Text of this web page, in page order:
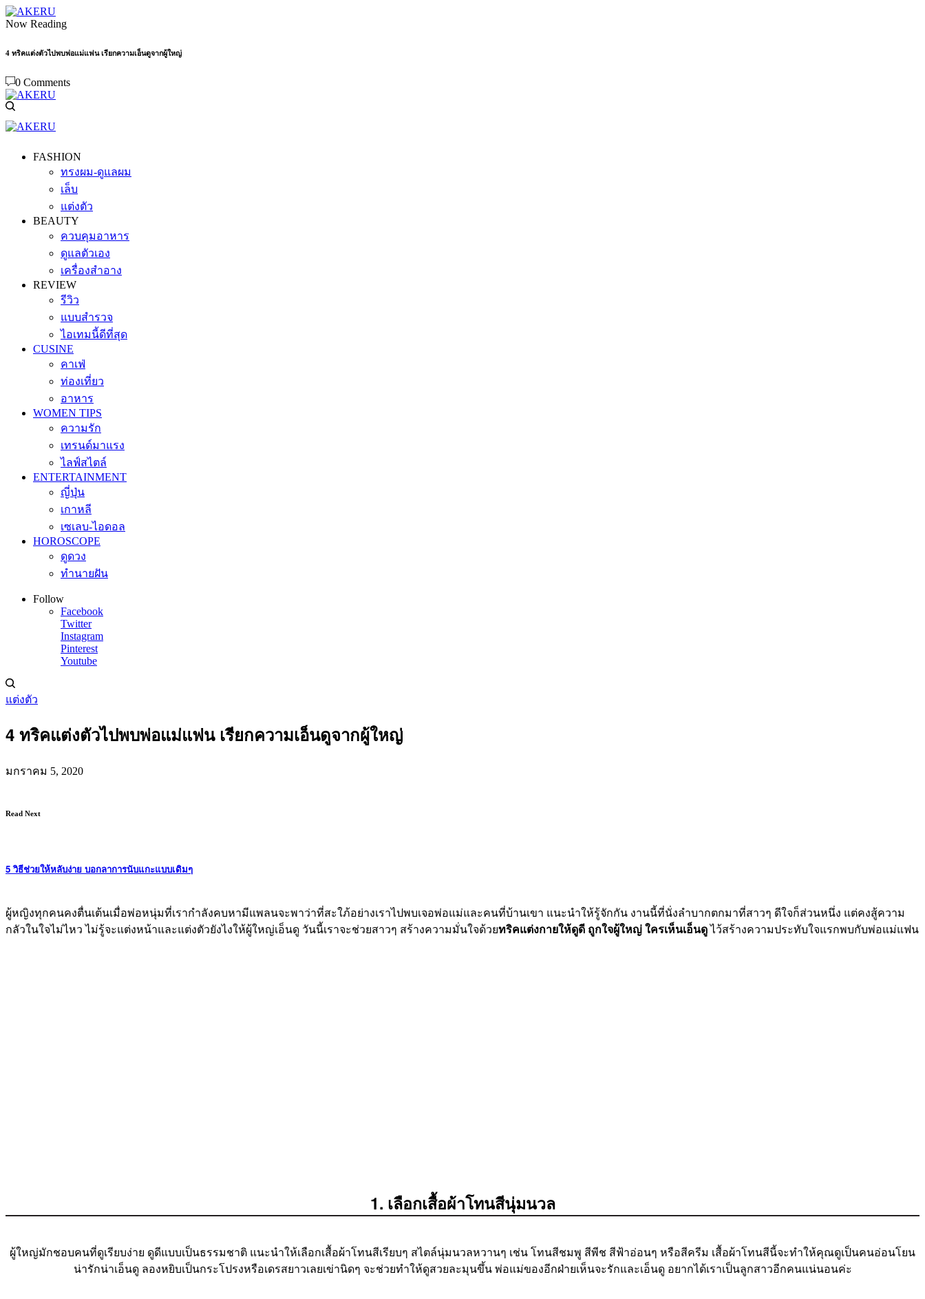
Now Reading
4 ทริคแต่งตัวไปพบพ่อแม่แฟน เรียกความเอ็นดูจากผู้ใหญ่
0 Comments
FASHION
ทรงผม-ดูแลผม
เล็บ
แต่งตัว
BEAUTY
ควบคุมอาหาร
ดูแลตัวเอง
เครื่องสำอาง
REVIEW
รีวิว
แบบสำรวจ
ไอเทมนี้ดีที่สุด
CUSINE
คาเฟ่
ท่องเที่ยว
อาหาร
WOMEN TIPS
ความรัก
เทรนด์มาแรง
ไลฟ์สไตล์
ENTERTAINMENT
ญี่ปุ่น
เกาหลี
เซเลบ-ไอดอล
HOROSCOPE
ดูดวง
ทำนายฝัน
Follow
Facebook
Twitter
Instagram
Pinterest
Youtube
แต่งตัว
4 ทริคแต่งตัวไปพบพ่อแม่แฟน เรียกความเอ็นดูจากผู้ใหญ่
มกราคม 5, 2020
Read Next
5 วิธีช่วยให้หลับง่าย บอกลาการนับแกะแบบเดิมๆ
ผู้หญิงทุกคนคงตื่นเต้นเมื่อพ่อหนุ่มที่เรากำลังคบหามีแพลนจะพาว่าที่สะใภ้อย่างเราไปพบเจอพ่อแม่และคนที่บ้านเขา แนะนำให้รู้จักกัน งานนี้ที่นั่งลำบากตกมาที่สาวๆ ดีใจก็ส่วนหนึ่ง แต่คงสู้ความ
กลัวในใจไม่ไหว ไม่รู้จะแต่งหน้าและแต่งตัวยังไงให้ผู้ใหญ่เอ็นดู วันนี้เราจะช่วยสาวๆ สร้างความมั่นใจด้วยทริคแต่งกายให้ดูดี ถูกใจผู้ใหญ่ ใครเห็นเอ็นดูไว้สร้างความประทับใจแรกพบกับพ่อแม่แฟน
1. เลือกเสื้อผ้าโทนสีนุ่มนวล
ผู้ใหญ่มักชอบคนที่ดูเรียบง่าย ดูดีแบบเป็นธรรมชาติ แนะนำให้เลือกเสื้อผ้าโทนสีเรียบๆ สไตล์นุ่มนวลหวานๆ เช่น โทนสีชมพู สีพีช สีฟ้าอ่อนๆ หรือสีครีม เสื้อผ้าโทนสีนี้จะทำให้คุณดูเป็นคนอ่อนโยน
น่ารักน่าเอ็นดู ลองหยิบเป็นกระโปรงหรือเดรสยาวเลยเข่านิดๆ จะช่วยทำให้ดูสวยละมุนขึ้น พ่อแม่ของอีกฝ่ายเห็นจะรักและเอ็นดู อยากได้เราเป็นลูกสาวอีกคนแน่นอนค่ะ